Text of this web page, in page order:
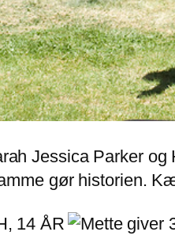
Jessica Parker
gør historien.
14 ÅR